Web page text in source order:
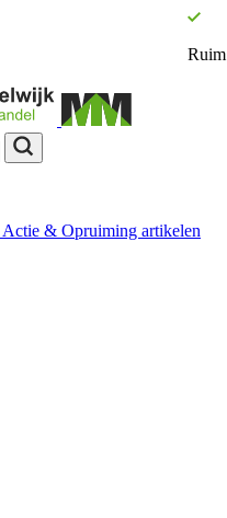
Ruim
Actie & Opruiming artikelen